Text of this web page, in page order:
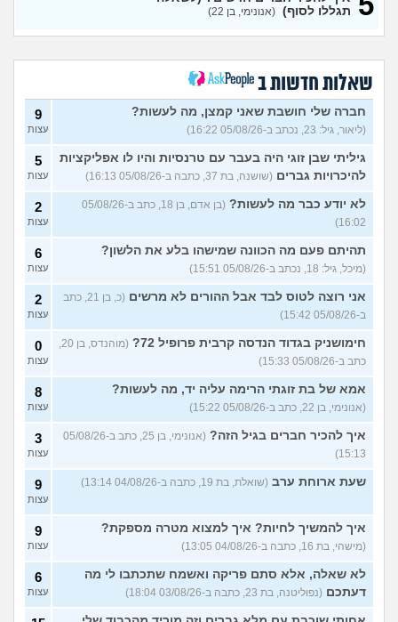
אני גיי ומאוד מפחד ממחלות
- פפ?
(נועם, בן 32)
אמא שלי תפסה אותי שוכב עם
גבר, מה לעשות?
(אדון
שוקו, בן 30)
10
הכעס טישטש אותי? לגיטימי
או לא?
(אנונימי, בת 20)
7
עצות
איך לדעת אם חבר סטרייט
בקטע שלי?
(האמנם, בן 29)
11
עצות
כיצד לסביות מקיימות יחסי
מין?
7
עצות
חבר שלי תקוע אצלי בגלל
המלחמה, מה לעשות איתו?
(אנונימי, בן 15)
4
עצות
לסבית או לא לסבית ומה
לעשות עם זה?
ומתייעצת, בת 18)
3
עצות
איך את מתמודדים עם זה
בן 22)
6
עצות
עוד שאלות חדשות במדור
תגללו לסוף) (אנונימי, בן 22)
שאלות חדשות ב
חברה שלי חושבת שאני קמצן, מה לעשות?
(ליאור, גיל: 23, נכתב ב-05/08/26 16:22)
9
עצות
גיליתי שבן זוגי היה בעבר עם טרנסיות והיו לו אפליקציות
להיכרויות גברים (שושנה, בת 37, כתבה ב-05/08/26 16:13)
5
עצות
לא יודע כבר מה לעשות?
(בן אדם, בן 18, כתב ב-05/08/26
16:02)
2
עצות
תהיתם פעם מה הכוונה שמישהו בלע את הלשון?
(מיכל, גיל: 18, נכתב ב-05/08/26 15:51)
6
עצות
אני רוצה לטוס לבד אבל ההורים לא מרשים
(כ, בן 21, כתב
ב-05/08/26 15:42)
2
עצות
חימושניק בגדוד הנדסה קרבית פרופיל 72?
(מוהנדס, בן 20,
כתב ב-05/08/26 15:33)
0
עצות
אמא של בת זוגתי הרימה עליה יד, מה לעשות?
(אנונימי, בן 22, כתב ב-05/08/26 15:22)
8
עצות
איך להכיר חברים בגיל הזה?
(אנונימי, בן 25, כתב ב-05/08/26
15:13)
3
עצות
שעת ארוחת ערב (שואלת, בת 19, כתבה ב-04/08/26 13:14) 9
עצות
איך להמשיך לחיות? איך למצוא מטרה מספקת?
(מישהי, בת 16, כתבה ב-04/08/26 13:05)
9
עצות
לא שאלה, אלא סתם פריקה ואשמח שתכתבו לי מה
דעתכם (נפוליטנה, בת 23, כתבה ב-03/08/26 18:04)
6
עצות